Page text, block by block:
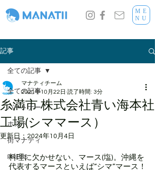
ME
NU
記事
全ての記事
パートナー
ホスト
街マナティ
PRESS
全ての記事
糸満市 株式会社青い海本社
工場(シママース）
マナティチーム
2021年10月22日 読了時間: 3分
更新日： 2024年10月4日
料理に欠かせない、マース(塩)。沖縄を
代表するマースといえば“シマ”マース！